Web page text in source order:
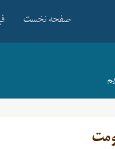
صفحه نخست